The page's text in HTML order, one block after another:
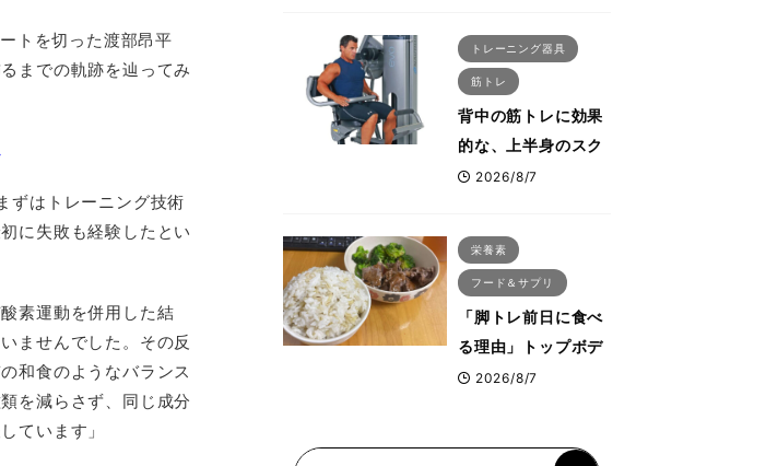
トを切った渡部昂平
までの軌跡を辿ってみ
ずはトレーニング技術
に失敗も経験したとい
素運動を併用した結
ませんでした。その反
和食のようなバランス
を減らさず、同じ成分
ています」
える食事・睡眠・呼
吸の整え方
トレーニング器具
筋トレ
背中の筋トレに効果
的な、上半身のスク
ワットとも言われた
ス・プルオーバーマ
シン”とは？
2026/8/7
栄養素
フード＆サプリ
「脚トレ前日に食べ
る理由」トップボデ
ィビルダーが愛用す
2026/8/7